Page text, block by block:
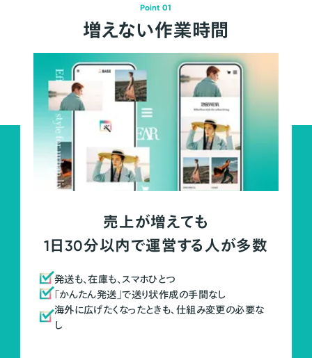
Point 01
増えない作業時間
売上が増えても
1日30分以内で運営する人が多数
発送も、在庫も、スマホひとつ
「かんたん発送」で送り状作成の手間なし
海外に広げたくなったときも、仕組み変更の必要な
し